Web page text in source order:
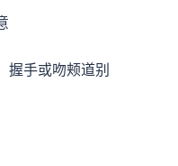
手或吻颊道别